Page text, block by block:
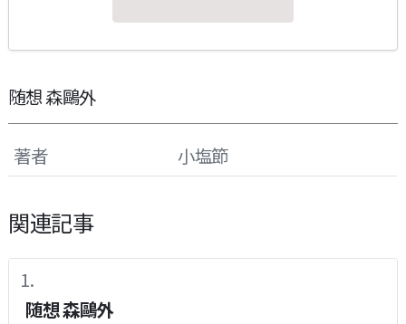
随想 森鷗外
著者 小塩節
関連記事
随想 森鷗外